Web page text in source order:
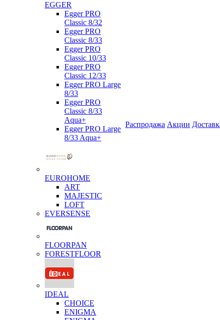
EGGER
Egger PRO
Classic 8/32
Egger PRO
Classic 8/33
Egger PRO
Classic 10/33
Egger PRO
Classic 12/33
Egger PRO Large
8/33
Egger PRO
Classic 8/33
Aqua+
Egger PRO Large
8/33 Aqua+
EUROHOME
ART
MAJESTIC
LOFT
EVERSENSE
FLOORPAN
FORESTFLOOR
IDEAL
CHOICE
ENIGMA
Распродажа Акции